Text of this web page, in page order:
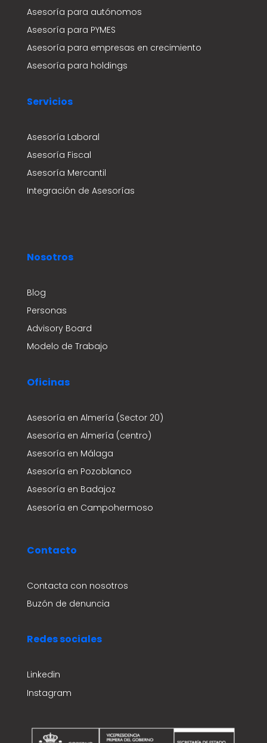
Asesoría para autónomos
Asesoría para PYMES
Asesoría para empresas en crecimiento
Asesoría para holdings
Servicios
Asesoría Laboral
Asesoría Fiscal
Asesoría Mercantil
Integración de Asesorías
Nosotros
Blog
Personas
Advisory Board
Modelo de Trabajo
Oficinas
Asesoría en Almería (Sector 20)
Asesoría en Almería (centro)
Asesoría en Málaga
Asesoría en Pozoblanco
Asesoría en Badajoz
Asesoría en Campohermoso
Contacto
Contacta con nosotros
Buzón de denuncia
Redes sociales
Linkedin
Instagram